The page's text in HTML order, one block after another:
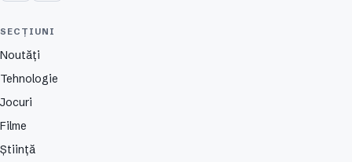
SECȚIUNI
Noutăți
Tehnologie
Jocuri
Filme
Știință